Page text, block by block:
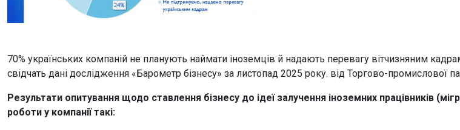
70% українських компаній не планують наймати іноземців й надають перевагу вітчизняним
свідчать дані дослідження «Барометр бізнесу» за листопад 2025 року. від Торгово-промислової
Результати опитування щодо ставлення бізнесу до ідеї залучення іноземних працівників
роботи у компанії такі: